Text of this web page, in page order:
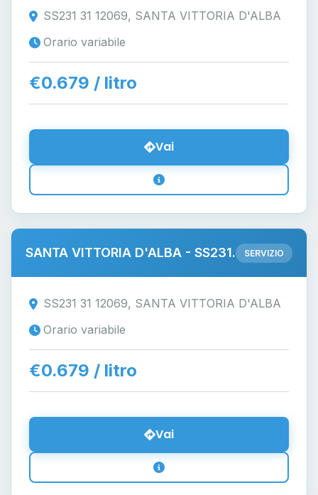
SS231 31 12069, SANTA VITTORIA D'ALBA
Orario variabile
€0.679 / litro
Vai
SANTA VITTORIA D'ALBA - SS231. SERVIZIO
SS231 31 12069, SANTA VITTORIA D'ALBA
Orario variabile
€0.679 / litro
Vai